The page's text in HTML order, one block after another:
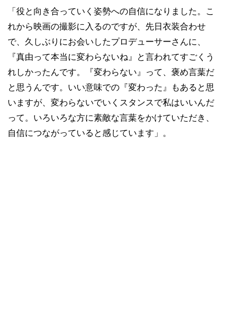
「役と向き合っていく姿勢への自信になりました。こ
れから映画の撮影に入るのですが、先日衣装合わせ
で、久しぶりにお会いしたプロデューサーさんに、
『真由って本当に変わらないね』と言われてすごくう
れしかったんです。『変わらない』って、褒め言葉だ
と思うんです。いい意味での『変わった』もあると思
いますが、変わらないでいくスタンスで私はいいんだ
って。いろいろな方に素敵な言葉をかけていただき、
自信につながっていると感じています」。